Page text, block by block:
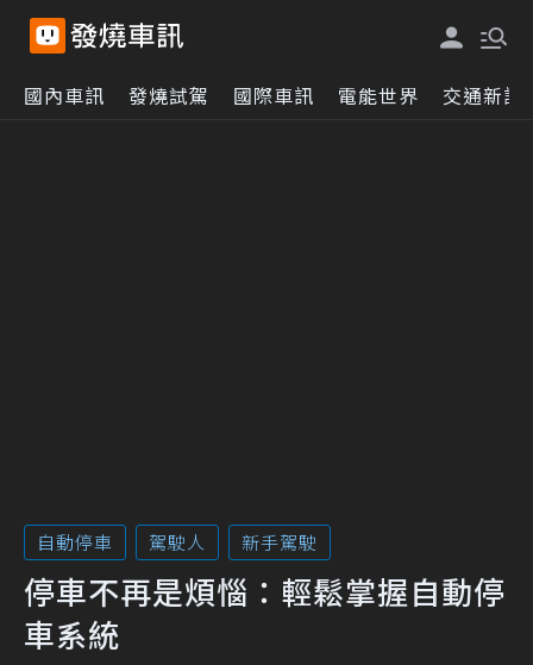
國內車訊 發燒試駕 國際車訊 電能世界 交通新訊
自動停車 駕駛人 新手駕駛
停車不再是煩惱：輕鬆掌握自動停
車系統